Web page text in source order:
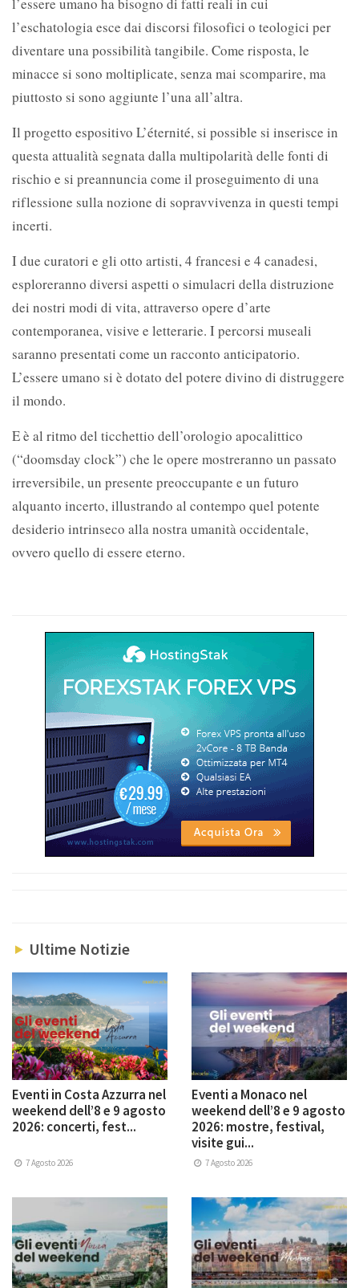
l’eschatologia esce dai discorsi filosofici o teologici per
diventare una possibilità tangibile. Come risposta, le
minacce si sono moltiplicate, senza mai scomparire, ma
piuttosto si sono aggiunte l’una all’altra.
Il progetto espositivo L’éternité, si possible si inserisce in
questa attualità segnata dalla multipolarità delle fonti di
rischio e si preannuncia come il proseguimento di una
riflessione sulla nozione di sopravvivenza in questi tempi
incerti.
I due curatori e gli otto artisti, 4 francesi e 4 canadesi,
esploreranno diversi aspetti o simulacri della distruzione
dei nostri modi di vita, attraverso opere d’arte
contemporanea, visive e letterarie. I percorsi museali
saranno presentati come un racconto anticipatorio.
L’essere umano si è dotato del potere divino di distruggere
il mondo.
E è al ritmo del ticchettio dell’orologio apocalittico
(“doomsday clock”) che le opere mostreranno un passato
irreversibile, un presente preoccupante e un futuro
alquanto incerto, illustrando al contempo quel potente
desiderio intrinseco alla nostra umanità occidentale,
ovvero quello di essere eterno.
Ultime Notizie
Eventi in Costa Azzurra nel
weekend dell’8 e 9 agosto
2026: concerti, fest...
7 Agosto 2026
Eventi a Monaco nel
weekend dell’8 e 9 agosto
2026: mostre, festival,
visite gui...
7 Agosto 2026